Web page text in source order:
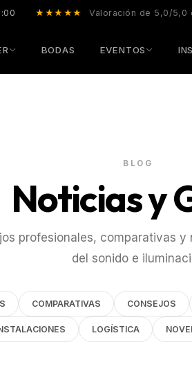
★★★★★ Valoración de 5,0/5,0
BODAS EVENTOS
BLOG
Noticias y
profesionales, comparativas y
del sonido e
COMPARATIVAS CONSEJOS
LOGÍSTICA